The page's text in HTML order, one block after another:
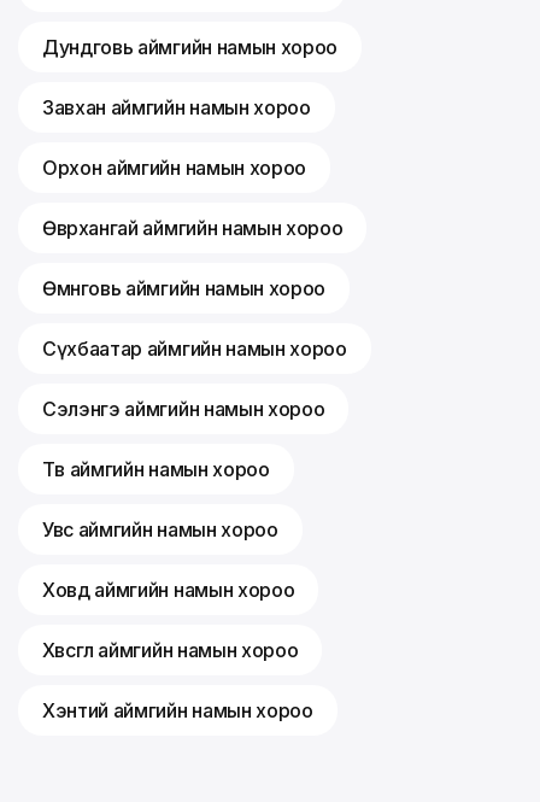
Дундговь аймгийн намын хороо
Завхан аймгийн намын хороо
Орхон аймгийн намын хороо
Өвөрхангай аймгийн намын хороо
Өмнөговь аймгийн намын хороо
Сүхбаатар аймгийн намын хороо
Сэлэнгэ аймгийн намын хороо
Төв аймгийн намын хороо
Увс аймгийн намын хороо
Ховд аймгийн намын хороо
Хөвсгөл аймгийн намын хороо
Хэнтий аймгийн намын хороо